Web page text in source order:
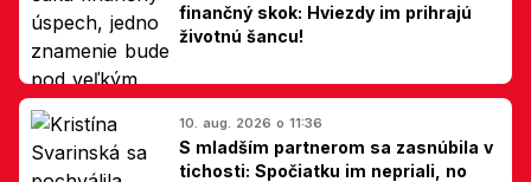
finančný skok: Hviezdy im prihrajú
životnú šancu!
10. aug. 2026 o 11:36
S mladším partnerom sa zasnúbila v
tichosti: Spočiatku im nepriali, no